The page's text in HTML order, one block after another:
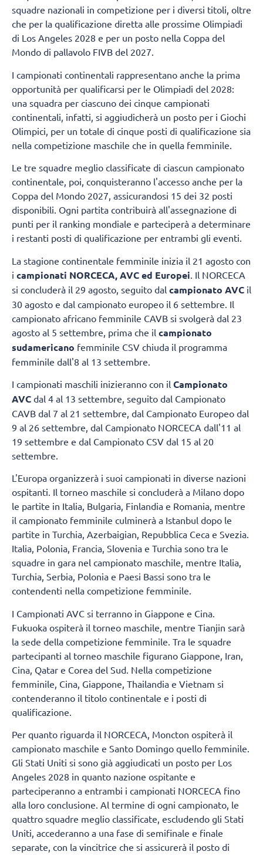
squadre nazionali in competizione per i diversi titoli, oltre
che per la qualificazione diretta alle prossime Olimpiadi
di Los Angeles 2028 e per un posto nella Coppa del
Mondo di pallavolo FIVB del 2027.
I campionati continentali rappresentano anche la prima
opportunità per qualificarsi per le Olimpiadi del 2028:
una squadra per ciascuno dei cinque campionati
continentali, infatti, si aggiudicherà un posto per i Giochi
Olimpici, per un totale di cinque posti di qualificazione sia
nella competizione maschile che in quella femminile.
Le tre squadre meglio classificate di ciascun campionato
continentale, poi, conquisteranno l'accesso anche per la
Coppa del Mondo 2027, assicurandosi 15 dei 32 posti
disponibili. Ogni partita contribuirà all'assegnazione di
punti per il ranking mondiale e parteciperà a determinare
i restanti posti di qualificazione per entrambi gli eventi.
La stagione continentale femminile inizia il 21 agosto con
i campionati NORCECA, AVC ed Europei . Il NORCECA
si concluderà il 29 agosto, seguito dal campionato AVC il
30 agosto e dal campionato europeo il 6 settembre. Il
campionato africano femminile CAVB si svolgerà dal 23
agosto al 5 settembre, prima che il campionato
sudamericano femminile CSV chiuda il programma
femminile dall'8 al 13 settembre.
I campionati maschili inizieranno con il Campionato
AVC dal 4 al 13 settembre, seguito dal Campionato
CAVB dal 7 al 21 settembre, dal Campionato Europeo dal
9 al 26 settembre, dal Campionato NORCECA dall'11 al
19 settembre e dal Campionato CSV dal 15 al 20
settembre.
L'Europa organizzerà i suoi campionati in diverse nazioni
ospitanti. Il torneo maschile si concluderà a Milano dopo
le partite in Italia, Bulgaria, Finlandia e Romania, mentre
il campionato femminile culminerà a Istanbul dopo le
partite in Turchia, Azerbaigian, Repubblica Ceca e Svezia.
Italia, Polonia, Francia, Slovenia e Turchia sono tra le
squadre in gara nel campionato maschile, mentre Italia,
Turchia, Serbia, Polonia e Paesi Bassi sono tra le
contendenti nella competizione femminile.
I Campionati AVC si terranno in Giappone e Cina.
Fukuoka ospiterà il torneo maschile, mentre Tianjin sarà
la sede della competizione femminile. Tra le squadre
partecipanti al torneo maschile figurano Giappone, Iran,
Cina, Qatar e Corea del Sud. Nella competizione
femminile, Cina, Giappone, Thailandia e Vietnam si
contenderanno il titolo continentale e i posti di
qualificazione.
Per quanto riguarda il NORCECA, Moncton ospiterà il
campionato maschile e Santo Domingo quello femminile.
Gli Stati Uniti si sono già aggiudicati un posto per Los
Angeles 2028 in quanto nazione ospitante e
parteciperanno a entrambi i campionati NORCECA fino
alla loro conclusione. Al termine di ogni campionato, le
quattro squadre meglio classificate, escludendo gli Stati
Uniti, accederanno a una fase di semifinale e finale
separate, con la vincitrice che si assicurerà il posto di